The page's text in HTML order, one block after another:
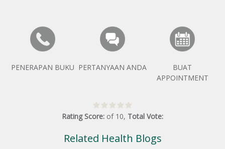
PENERAPAN BUKU PERTANYAAN ANDA
BUAT
APPOINTMENT
Rating Score: of 10, Total Vote:
Related Health Blogs